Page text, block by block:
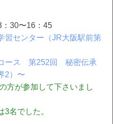
：30〜16：45
習センター（JR大阪駅前第
ース 第252回 秘密伝承
2） 〜
方が参加して下さいまし
3名でした。